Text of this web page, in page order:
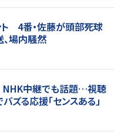
4番・佐藤が頭部死球
場内騒然
NHK中継でも話題…視聴
る応援「センスある」